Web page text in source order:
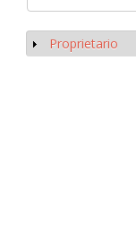
Mostrar
Proprietario